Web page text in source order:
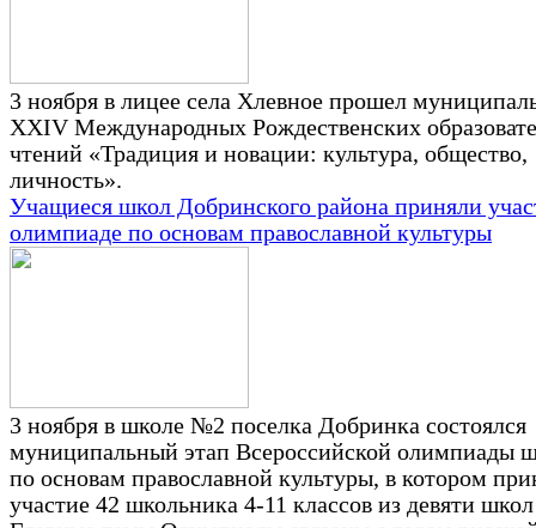
3 ноября в лицее села Хлевное прошел
XXIV Международных Рождественских
чтений «Традиция и новации: культура, общество,
личность».
Учащиеся школ Добринского района приняли
олимпиаде по основам православной культуры
3 ноября в школе №2 поселка Добринка состоялся
муниципальный этап Всероссийской олимпиады
по основам православной культуры, в котором
участие 42 школьника 4-11 классов из девяти